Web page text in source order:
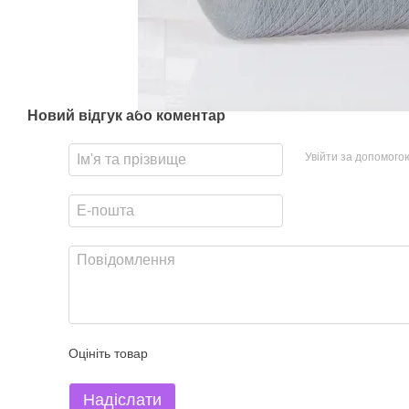
Новий відгук або коментар
Увійти за
Оцініть товар
Надіслати